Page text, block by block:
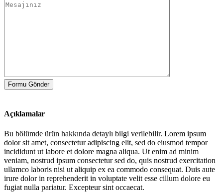
Açıklamalar
Bu bölümde ürün hakkında detaylı bilgi verilebilir. Lorem ipsum
dolor sit amet, consectetur adipiscing elit, sed do eiusmod tempor
incididunt ut labore et dolore magna aliqua. Ut enim ad minim
veniam, nostrud ipsum consectetur sed do, quis nostrud exercitation
ullamco laboris nisi ut aliquip ex ea commodo consequat. Duis aute
irure dolor in reprehenderit in voluptate velit esse cillum dolore eu
fugiat nulla pariatur. Excepteur sint occaecat.